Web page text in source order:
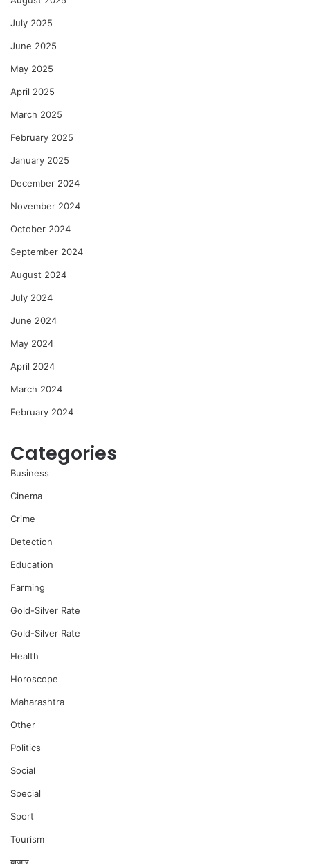
July 2025
June 2025
May 2025
April 2025
March 2025
February 2025
January 2025
December 2024
November 2024
October 2024
September 2024
August 2024
July 2024
June 2024
May 2024
April 2024
March 2024
February 2024
Categories
Business
Cinema
Crime
Detection
Education
Farming
Gold-Silver Rate
Gold-Silver Rate
Health
Horoscope
Maharashtra
Other
Politics
Social
Special
Sport
Tourism